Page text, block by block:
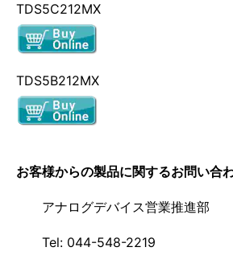
TDS5C212MX
TDS5B212MX
お客様からの製品に関するお問い合
アナログデバイス営業推進部
Tel: 044-548-2219